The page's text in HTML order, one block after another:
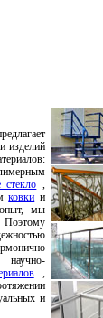
изделий
стекло
ковки и
мы
Поэтому
научно-
,
и